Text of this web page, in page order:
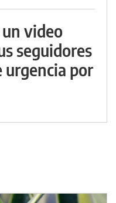
video
seguidores
urgencia por